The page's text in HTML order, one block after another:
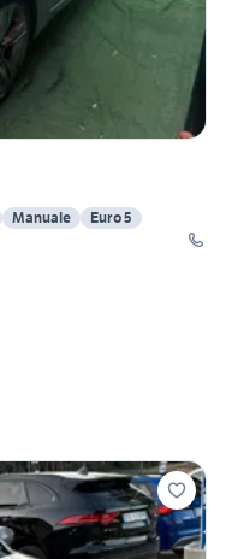
Manuale
Euro 5